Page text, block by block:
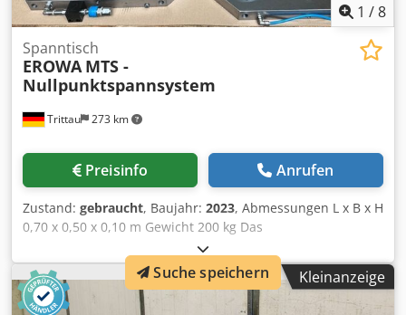
1 /8
Trittau 273 km
Spanntisch
EROWA MTS -
Nullpunktspannsystem
Preisinfo Anrufen
Zustand: gebraucht, Baujahr: 2023, Abmessungen L x B x H
0,70 x 0,50 x 0,10 m Gewicht 200 kg Das
Nullpunktspannsystem befindet sich unserer Einschätzung
nach in einem guten gebrauchten Zustand. Es sind 2 Stück
verfügbar. Preis pro Stück. Zubehör, abgebildete
Werkzeuge und Spannmittel gehören nur zum
Kleinanzeige
Suche speichern